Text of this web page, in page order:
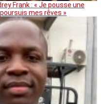
Frank : « Je pousse une
mes rêves »